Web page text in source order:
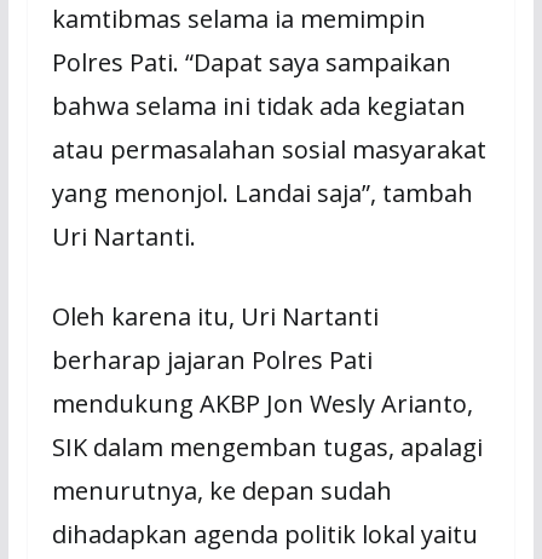
kamtibmas selama ia memimpin
Polres Pati. “Dapat saya sampaikan
bahwa selama ini tidak ada kegiatan
atau permasalahan sosial masyarakat
yang menonjol. Landai saja”, tambah
Uri Nartanti.
Oleh karena itu, Uri Nartanti
berharap jajaran Polres Pati
mendukung AKBP Jon Wesly Arianto,
SIK dalam mengemban tugas, apalagi
menurutnya, ke depan sudah
dihadapkan agenda politik lokal yaitu